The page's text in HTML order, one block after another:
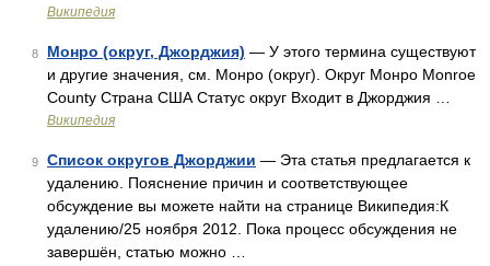
Википедия
8 Монро (округ, Джорджия) — У этого термина существуют
и другие значения, см. Монро (округ). Округ Монро Monroe
County Страна США Статус округ Входит в Джорджия …
Википедия
9 Список округов Джорджии — Эта статья предлагается к
удалению. Пояснение причин и соответствующее
обсуждение вы можете найти на странице Википедия:К
удалению/25 ноября 2012. Пока процесс обсуждения не
завершён, статью можно …